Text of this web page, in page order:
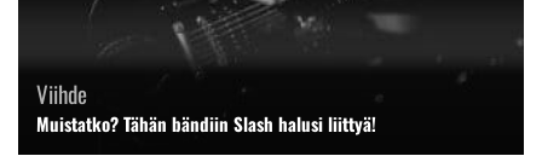
Viihde
Muistatko? Tähän bändiin Slash halusi liittyä!